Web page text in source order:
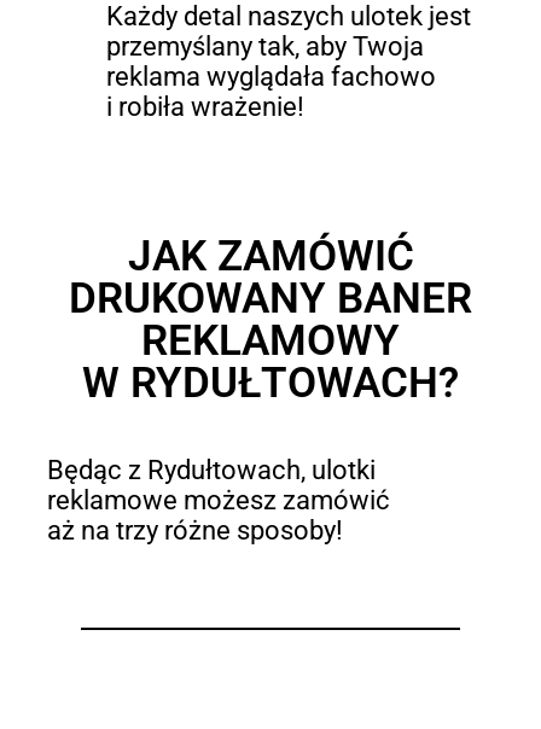
Każdy detal naszych ulotek jest
przemyślany tak, aby Twoja
reklama wyglądała fachowo
i robiła wrażenie!
JAK ZAMÓWIĆ
DRUKOWANY BANER
REKLAMOWY
W RYDUŁTOWACH?
Będąc z Rydułtowach, ulotki
reklamowe możesz zamówić
aż na trzy różne sposoby!